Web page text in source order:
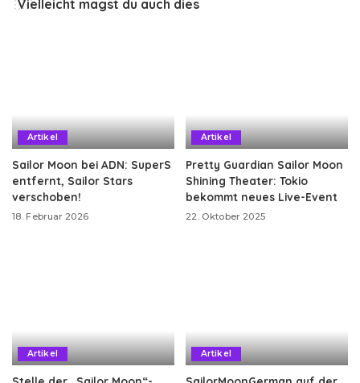
Vielleicht magst du auch dies
Artikel
Sailor Moon bei ADN: SuperS
entfernt, Sailor Stars
verschoben!
18. Februar 2026
Artikel
Pretty Guardian Sailor Moon
Shining Theater: Tokio
bekommt neues Live-Event
22. Oktober 2025
Artikel Artikel